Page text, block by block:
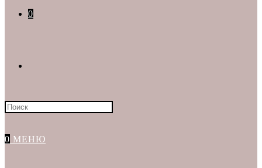
0
Искать:
0 МЕНЮ